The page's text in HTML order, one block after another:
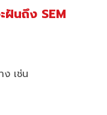
นถึง SEM
เช่น